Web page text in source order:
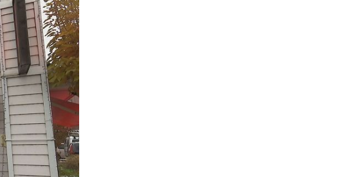
キーワード
Sitakke編集部あい
Sitakke編集部 IKU
【暮らしの知恵を身につけたい】
【札幌のお気に入りを見つけたい】
【道北のお気に入りを見つけたい】